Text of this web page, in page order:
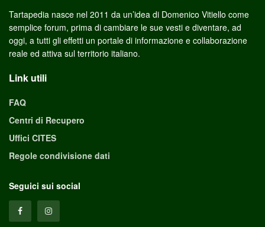
Tartapedia nasce nel 2011 da un’idea di Domenico Vitiello come
semplice forum, prima di cambiare le sue vesti e diventare, ad
oggi, a tutti gli effetti un portale di informazione e collaborazione
reale ed attiva sul territorio italiano.
Link utili
FAQ
Centri di Recupero
Uffici CITES
Regole condivisione dati
Seguici sui social